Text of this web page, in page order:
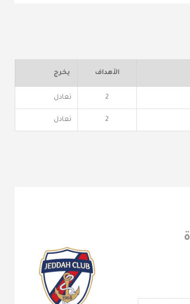
الأهداف يخرج
2 تعادل
2 تعادل